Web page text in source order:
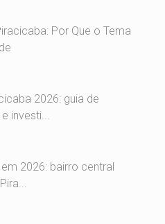
Por Que o Tema
2026: guia de
investi...
2026: bairro central